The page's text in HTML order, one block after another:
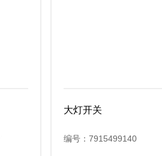
大灯开关
编号：7915499140